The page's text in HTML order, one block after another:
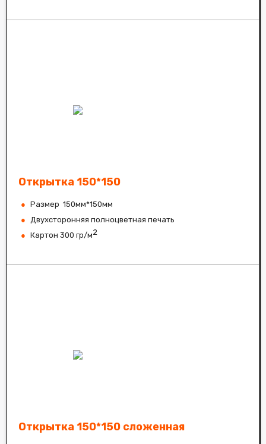
Открытка 150*150
Размер 150мм*150мм
Двухсторонняя полноцветная печать
Картон 300 гр/м2
Открытка 150*150 сложенная